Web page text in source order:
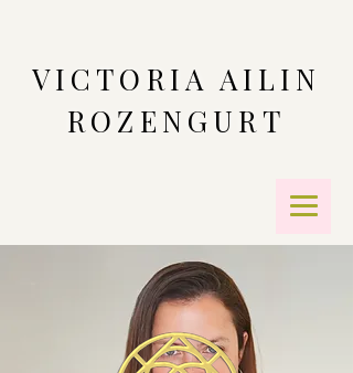
VICTORIA AILIN
ROZENGURT